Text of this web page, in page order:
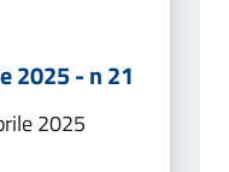
2025 - n 21
2025